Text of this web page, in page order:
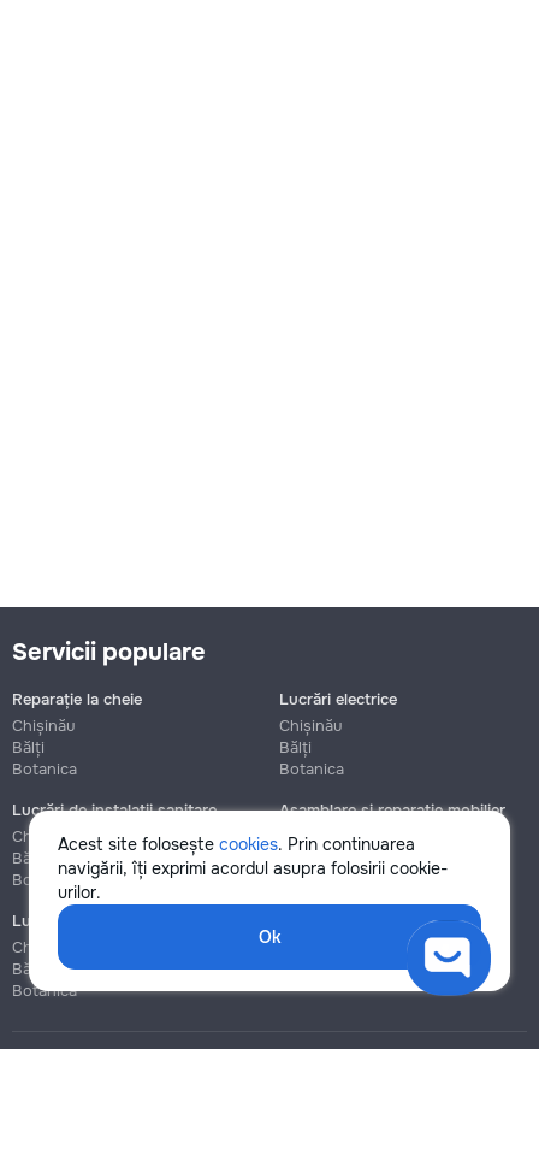
Acest site folosește cookies. Prin continuarea
navigării, îți exprimi acordul asupra folosirii cookie-
urilor.
Ok
Servicii populare
Reparație la cheie
Chișinău
Bălți
Botanica
Lucrări electrice
Chișinău
Bălți
Botanica
Lucrări de instalații sanitare
Chișinău
Bălți
Botanica
Asamblare și reparație mobilier
Chișinău
Botanica
Lucrări de construcție și instalare
Chișinău
Bălți
Botanica